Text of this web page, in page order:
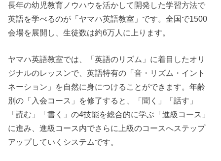
長年の幼児教育ノウハウを活かして開発した学習方法で
英語を学べるのが「ヤマハ英語教室」です。全国で1500
会場を展開し、生徒数は約6万人に上ります。
ヤマハ英語教室では、「英語のリズム」に着目したオリ
ジナルのレッスンで、英語特有の「音・リズム・イント
ネーション」を自然に身につけることができます。年齢
別の「入会コース」を修了すると、「聞く」「話す」
「読む」「書く」の4技能を総合的に学ぶ「進級コース」
に進み、進級コース内でさらに上級のコースへステップ
アップしていくシステムです。